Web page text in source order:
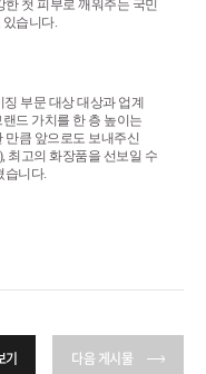
한 첫 피부로 깨워주는 국민
습니다.
부문 대상 대상과 업계
드 가치를 한 층 높이는
만큼 앞으로도 보내주신
최고의 화장품을 선보일 수
습니다.
기 다음 게시물